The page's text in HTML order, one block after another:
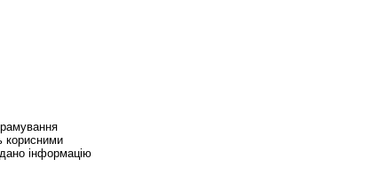
корисними
інформацію